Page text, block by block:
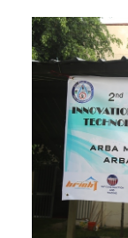
PARTNERSHIP